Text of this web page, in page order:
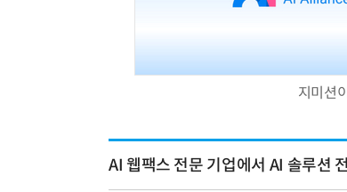
지미션
AI 웹팩스 전문 기업에서 AI 솔루션